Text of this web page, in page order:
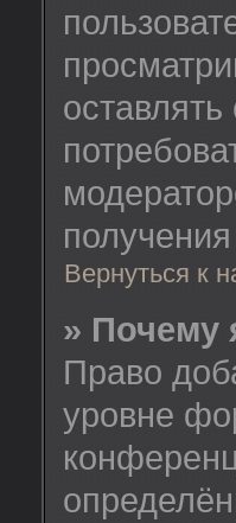
Вернуться к
» Почему
Право
уровне